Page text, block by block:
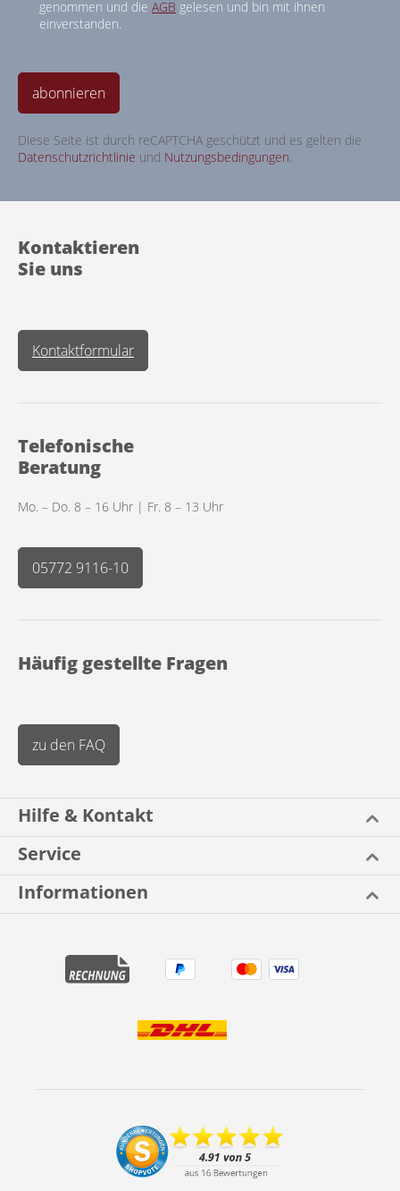
genommen und die AGB gelesen und bin mit ihnen
einverstanden.
abonnieren
Diese Seite ist durch reCAPTCHA geschützt und es gelten die
Datenschutzrichtlinie und Nutzungsbedingungen.
Kontaktieren
Sie uns
Kontaktformular
Telefonische
Beratung
Mo. – Do. 8 – 16 Uhr | Fr. 8 – 13 Uhr
05772 9116-10
Häufig gestellte Fragen
zu den FAQ
Hilfe & Kontakt
Service
Informationen